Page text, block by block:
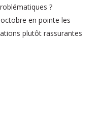
?
en pointe les
plutôt rassurantes